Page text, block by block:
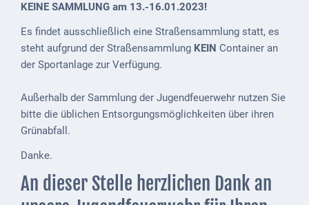
Abfallentsorgung
Energieversorgung
Breitbandausbau/
Post
und
Abwasser
KEINE SAMMLUNG am 13.-16.01.2023!
Es findet ausschließlich eine Straßensammlung statt, es
steht aufgrund der Straßensammlung KEIN Container an
der Sportanlage zur Verfügung.
Außerhalb der Sammlung der Jugendfeuerwehr nutzen Sie
bitte die üblichen Entsorgungsmöglichkeiten über ihren
Grünabfall.
Danke.
An dieser Stelle herzlichen Dank an